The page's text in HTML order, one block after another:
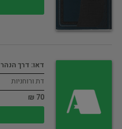
דאו: דרך הנהר
דת ורוחניות
70 ₪